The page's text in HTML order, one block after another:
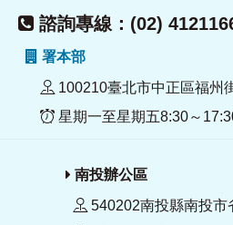
諮詢專線：(02)
署本部
100210臺北市中正區福州
星期一至星期五8:30～
南投辦公區
540202南投縣南投市